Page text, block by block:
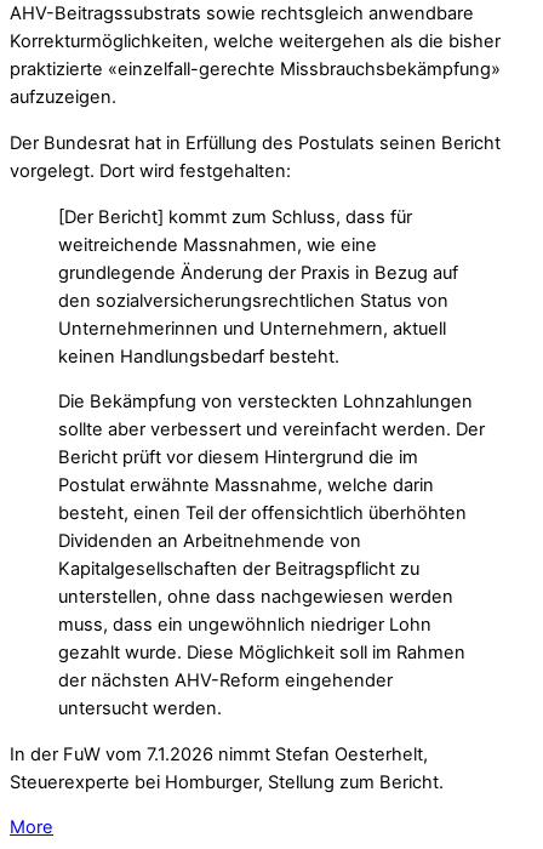
AHV-Beitragssubstrats sowie rechtsgleich anwendbare
Korrekturmöglichkeiten, welche weitergehen als die bisher
praktizierte «einzelfall-gerechte Missbrauchsbekämpfung»
aufzuzeigen.
Der Bundesrat hat in Erfüllung des Postulats seinen Bericht
vorgelegt. Dort wird festgehalten:
[Der Bericht] kommt zum Schluss, dass für
weitreichende Massnahmen, wie eine
grundlegende Änderung der Praxis in Bezug auf
den sozialversicherungsrechtlichen Status von
Unternehmerinnen und Unternehmern, aktuell
keinen Handlungsbedarf besteht.
Die Bekämpfung von versteckten Lohnzahlungen
sollte aber verbessert und vereinfacht werden. Der
Bericht prüft vor diesem Hintergrund die im
Postulat erwähnte Massnahme, welche darin
besteht, einen Teil der offensichtlich überhöhten
Dividenden an Arbeitnehmende von
Kapitalgesellschaften der Beitragspflicht zu
unterstellen, ohne dass nachgewiesen werden
muss, dass ein ungewöhnlich niedriger Lohn
gezahlt wurde. Diese Möglichkeit soll im Rahmen
der nächsten AHV-Reform eingehender
untersucht werden.
In der FuW vom 7.1.2026 nimmt Stefan Oesterhelt,
Steuerexperte bei Homburger, Stellung zum Bericht.
More